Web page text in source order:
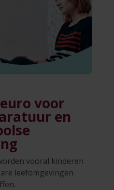
voor
en
vooral kinderen
leefomgevingen